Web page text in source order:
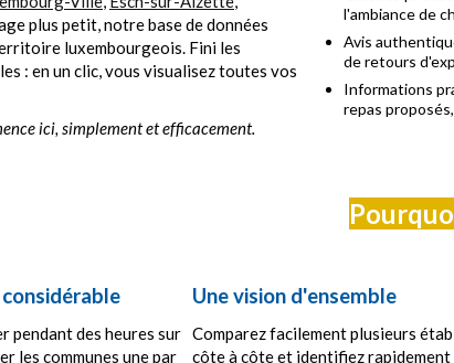
plus petit, notre base de données
luxembourgeois. Fini les
: en un clic, vous visualisez toutes vos
ici, simplement et efficacement.
l'ambiance de
Avis
de retours
Informations
repas
pendant des heures sur
les communes une par
Une vision d'ensemble
Comparez facilement plusieurs
côte à côte et identifiez rapidement